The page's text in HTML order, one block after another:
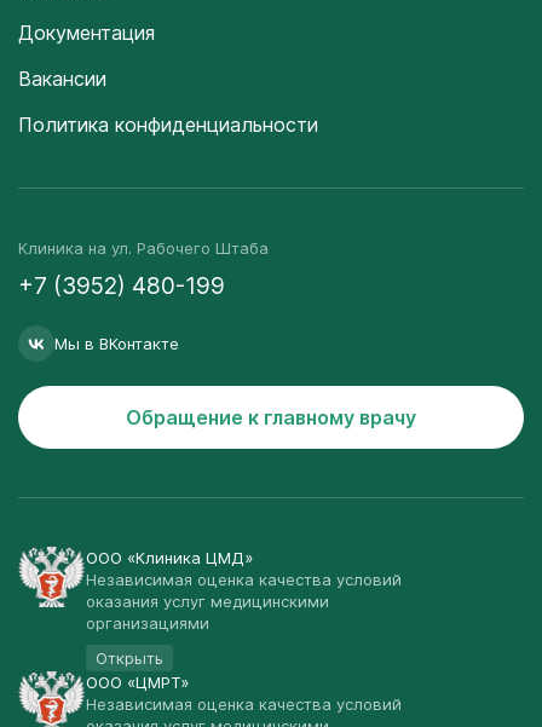
Документация
Вакансии
Политика конфиденциальности
Клиника на ул. Рабочего Штаба
+7 (3952) 480-199
Мы в ВКонтакте
Обращение к главному врачу
ООО «Клиника ЦМД»
Независимая оценка качества условий
оказания услуг медицинскими
организациями
Открыть
ООО «ЦМРТ»
Независимая оценка качества условий